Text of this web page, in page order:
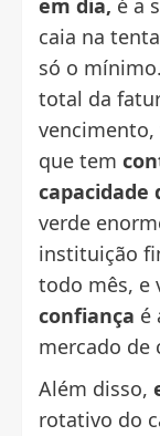
em dia, é a
caia na
só o
total da
vencimento,
que tem
capacidade
verde
instituição
todo mês, e
confiança é
mercado de
Além disso,
rotativo do